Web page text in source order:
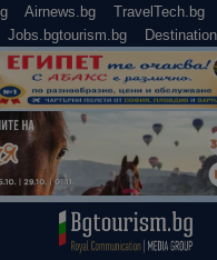
Airnews.bg TravelTech.bg
Jobs.bgtourism.bg